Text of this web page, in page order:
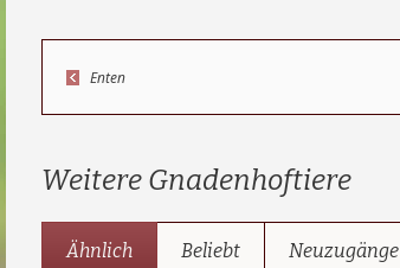
Enten
Weitere Gnadenhoftiere
Ähnlich Beliebt Neuzugänge